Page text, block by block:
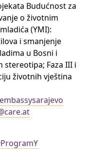
Budućnost za
o životnim
(YMI):
i smanjenje
u Bosni i
Faza III i
životnih vještina